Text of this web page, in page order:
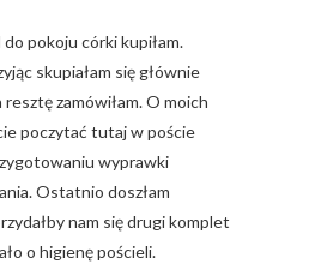
pokoju córki kupiłam.
skupiałam się głównie
zamówiłam. O moich
poczytać tutaj w poście
wyprawki
Ostatnio doszłam
nam się drugi komplet
o higienę pościeli.